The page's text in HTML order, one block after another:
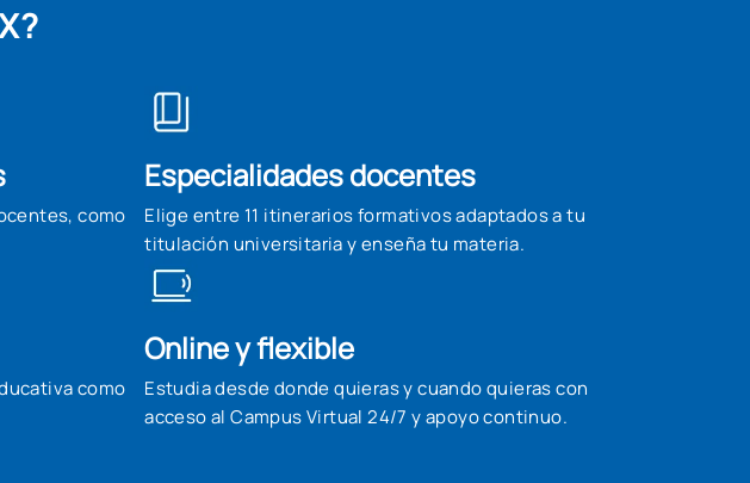
como
Especialidades docentes
Elige entre 11 itinerarios formativos adaptados a tu
titulación universitaria y enseña tu materia.
como
Online y flexible
Estudia desde donde quieras y cuando quieras con
acceso al Campus Virtual 24/7 y apoyo continuo.